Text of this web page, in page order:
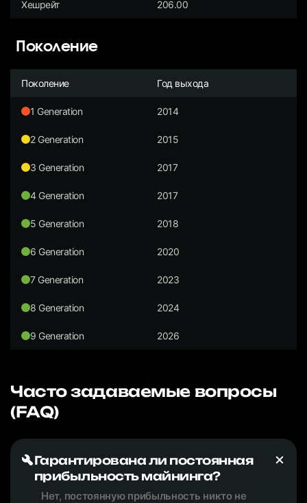
Хешрейт 206.00
Поколение
Поколение Год выхода
1 Generation 2014
2 Generation 2015
3 Generation 2017
4 Generation 2017
5 Generation 2018
6 Generation 2020
7 Generation 2023
8 Generation 2024
9 Generation 2026
Часто задаваемые вопросы
(FAQ)
Гарантирована ли постоянная
прибыльность майнинга?
Нет, постоянную прибыльность никто не